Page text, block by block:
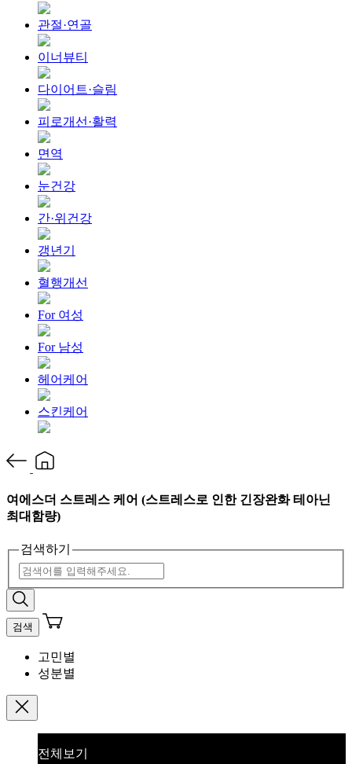
관절·연골
이너뷰티
다이어트·슬림
피로개선·활력
면역
눈건강
간·위건강
갱년기
혈행개선
For 여성
For 남성
헤어케어
스킨케어
여에스더 스트레스 케어 (스트레스로 인한 긴장완화 테아닌
최대함량)
검색하기
검색
고민별
성분별
전체보기